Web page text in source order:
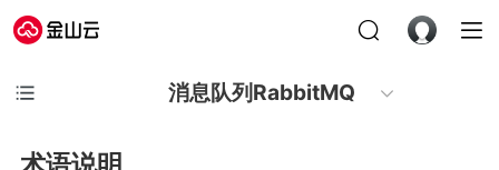
消息队列RabbitMQ